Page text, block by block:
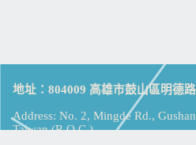
地址：804009 高雄市鼓山區明德
Address: No. 2, Mingde Rd.,
Taiwan (R.O.C.)